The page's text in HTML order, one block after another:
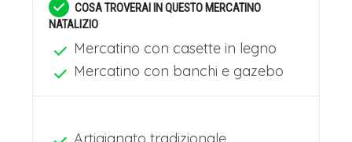
COSA TROVERAI IN QUESTO MERCATINO
NATALIZIO
Mercatino con casette in legno
Mercatino con banchi e gazebo